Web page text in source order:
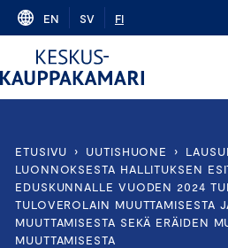
Skip
content
EN SV FI
ETUSIVU › UUTISHUONE ›
LUONNOKSESTA HALLITUKSEN
EDUSKUNNALLE VUODEN 2024
TULOVEROLAIN MUUTTAMISESTA
MUUTTAMISESTA SEKÄ ERÄIDEN
MUUTTAMISESTA